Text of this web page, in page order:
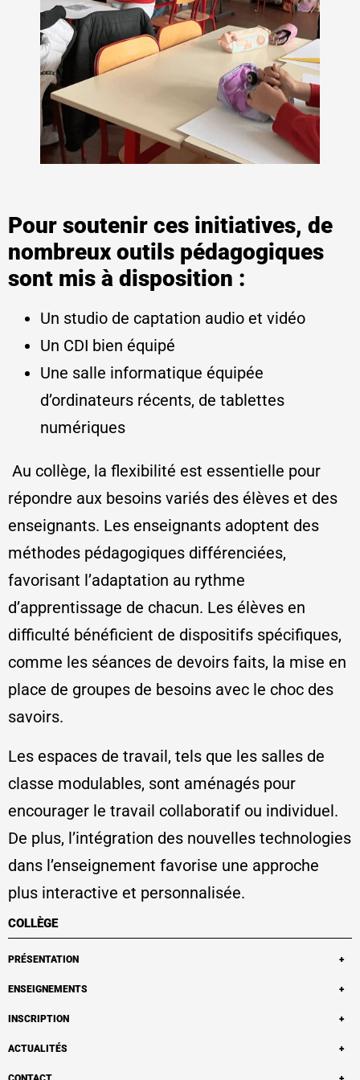
COLLÈGE
PRÉSENTATION
ENSEIGNEMENTS
INSCRIPTION
Inscription au collège
ACTUALITÉS
Pour soutenir ces initiatives, de
nombreux outils pédagogiques
sont mis à disposition :
Un studio de captation audio et vidéo
Un CDI bien équipé
Une salle informatique équipée
d’ordinateurs récents, de tablettes
numériques
Au collège, la flexibilité est essentielle pour
répondre aux besoins variés des élèves et des
enseignants. Les enseignants adoptent des
méthodes pédagogiques différenciées,
favorisant l’adaptation au rythme
d’apprentissage de chacun. Les élèves en
difficulté bénéficient de dispositifs spécifiques,
comme les séances de devoirs faits, la mise en
place de groupes de besoins avec le choc des
savoirs.
Les espaces de travail, tels que les salles de
classe modulables, sont aménagés pour
encourager le travail collaboratif ou individuel.
De plus, l’intégration des nouvelles technologies
dans l’enseignement favorise une approche
plus interactive et personnalisée.